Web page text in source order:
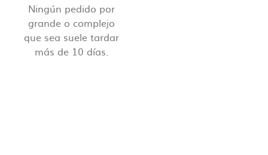
Ningún pedido por
grande o complejo
que sea suele tardar
más de 10 días.